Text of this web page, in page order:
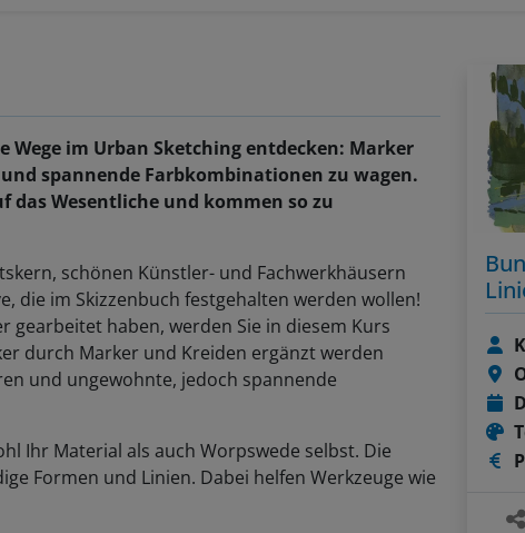
Wege im Urban Sketching entdecken: Marker
spannende Farbkombinationen zu wagen.
Wesentliche und kommen so zu
schönen Künstler- und Fachwerkhäusern
die im Skizzenbuch festgehalten werden wollen!
gearbeitet haben, werden Sie in diesem Kurs
durch Marker und Kreiden ergänzt werden
und ungewohnte, jedoch spannende
Ihr Material als auch Worpswede selbst. Die
Formen und Linien. Dabei helfen Werkzeuge wie